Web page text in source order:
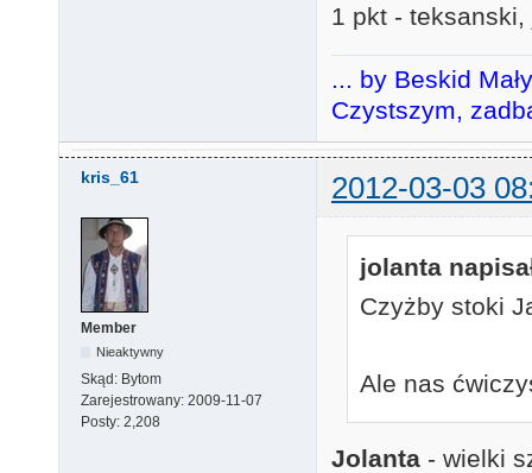
1 pkt - teksanski,
... by Beskid
Czystszym,
kris_61 2012-03-03
Member
Nieaktywny
Skąd: Bytom
Zarejestrowany: 2009-11-07
Posty: 2,208
jolanta
Czyżby stoki
Ale nas
Jolanta - wielki